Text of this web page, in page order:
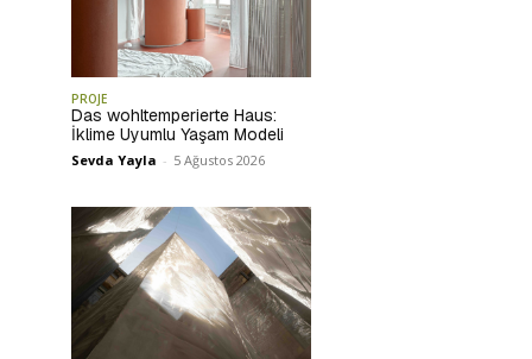
PROJE
Das wohltemperierte Haus:
İklime Uyumlu Yaşam Modeli
Sevda Yayla - 5 Ağustos 2026